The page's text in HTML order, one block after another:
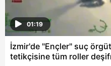
01:19
İzmir'de "Ençler" suç
tetikçisine tüm roller